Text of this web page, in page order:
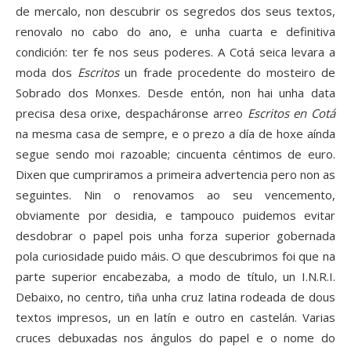
de mercalo, non descubrir os segredos dos seus textos,
renovalo no cabo do ano, e unha cuarta e definitiva
condición: ter fe nos seus poderes. A Cotá seica levara a
moda dos Escritosun frade procedente do mosteiro de
Sobrado dos Monxes. Desde entón, non hai unha data
precisa desa orixe, despacháronse arreo Escritos en Cotá
na mesma casa de sempre, e o prezo a día de hoxe aínda
segue sendo moi razoable; cincuenta céntimos de euro.
Dixen que cumpriramos a primeira advertencia pero non as
seguintes. Nin o renovamos ao seu vencemento,
obviamente por desidia, e tampouco puidemos evitar
desdobrar o papel pois unha forza superior gobernada
pola curiosidade puido máis. O que descubrimos foi que na
parte superior encabezaba, a modo de título, un I.N.R.I.
Debaixo, no centro, tiña unha cruz latina rodeada de dous
textos impresos, un en latín e outro en castelán. Varias
cruces debuxadas nos ángulos do papel e o nome do